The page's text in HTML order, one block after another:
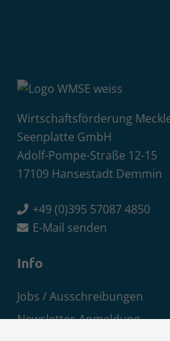
Wirtschaftsförderung
Seenplatte GmbH
Adolf-Pompe-Straße 12-15
17109 Hansestadt Demmin
+49 (0)395 57087 4850
E-Mail senden
Info
Jobs / Ausschreibungen
Newsletter-Anmeldung